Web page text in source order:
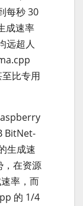
每秒 30
成速率
远超人
比专用
BitNet-
生成速
，在资源
率，而
的 1/4